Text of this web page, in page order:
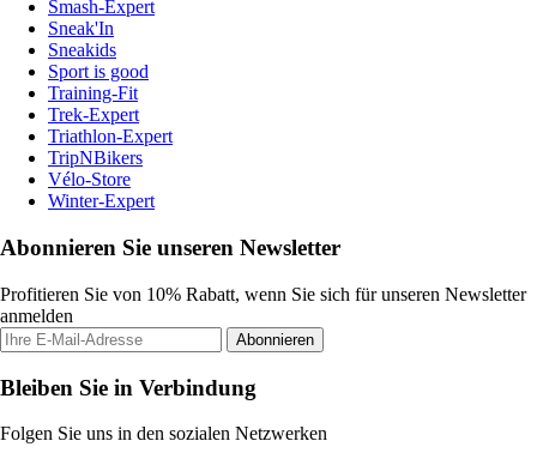
Smash-Expert
Sneak'In
Sneakids
Sport is good
Training-Fit
Trek-Expert
Triathlon-Expert
TripNBikers
Vélo-Store
Winter-Expert
Abonnieren Sie unseren Newsletter
Profitieren Sie von 10% Rabatt, wenn Sie sich für unseren Newsletter
anmelden
Abonnieren
Bleiben Sie in Verbindung
Folgen Sie uns in den sozialen Netzwerken